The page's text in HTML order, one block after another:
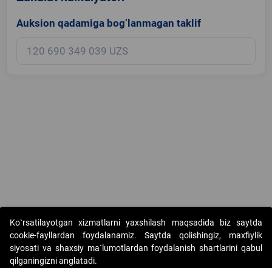
Auksion qadamiga bog‘lanmagan taklif
Copyright © 2017-2026. "Elektron onlayn-auksionlarni tashkil etish"
AJ. Barcha huquqlar himoyalangan
Ko`rsatilayotgan xizmatlarni yaxshilash maqsadida biz saytda
cookie-fayllardan foydalanamiz. Saytda qolishingiz, maxfiylik
siyosati va shaxsiy ma`lumotlardan foydalanish shartlarini qabul
qilganingizni anglatadi.